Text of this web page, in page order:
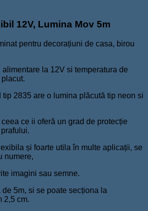
12V, Lumina Mov 5m
pentru decorațiuni de casa, birou
la 12V si temperatura de
2835 are o lumina plăcută tip neon si
ce ii oferă un grad de protecție
și foarte utila în multe aplicații, se
numere,
imagini sau semne.
5m, si se poate secționa la
2,5 cm.